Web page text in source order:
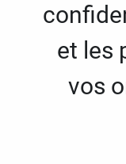
et les
vos